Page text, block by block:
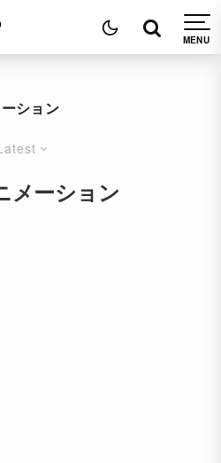
ション
メーション